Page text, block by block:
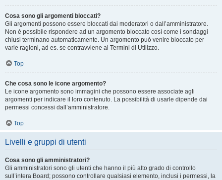
Cosa sono gli argomenti bloccati?
Gli argomenti possono essere bloccati dai moderatori o dall’amministratore.
Non è possibile rispondere ad un argomento bloccato così come i sondaggi
chiusi terminano automaticamente. Un argomento può venire bloccato per
varie ragioni, ad es. se contravviene ai Termini di Utilizzo.
Top
Che cosa sono le icone argomento?
Le icone argomento sono immagini che possono essere associate agli
argomenti per indicare il loro contenuto. La possibilità di usarle dipende dai
permessi concessi dall’amministratore.
Top
Livelli e gruppi di utenti
Cosa sono gli amministratori?
Gli amministratori sono gli utenti che hanno il più alto grado di controllo
sull’intera Board; possono controllare qualsiasi elemento, inclusi i permessi, la